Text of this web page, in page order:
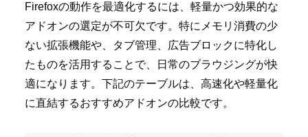
Firefoxの動作を最適化するには、軽量かつ効果的な
アドオンの選定が不可欠です。特にメモリ消費の少
ない拡張機能や、タブ管理、広告ブロックに特化し
たものを活用することで、日常のブラウジングが快
適になります。下記のテーブルは、高速化や軽量化
に直結するおすすめアドオンの比較です。